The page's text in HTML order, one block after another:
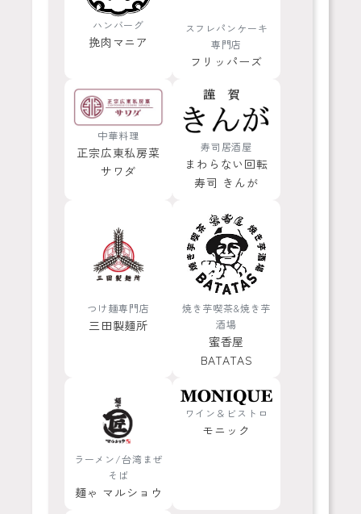
ハンバーグ
挽肉マニア
スフレパンケーキ
専門店
フリッパーズ
中華料理
正宗広東私房菜
サワダ
寿司居酒屋
まわらない回転
寿司 きんが
つけ麺専門店
三田製麺所
焼き芋喫茶&焼き芋
酒場
蜜香屋
BATATAS
ラーメン/台湾まぜ
そば
麺ゃ マルショウ
ワイン＆ビストロ
モニック